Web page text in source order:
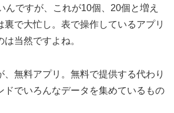
んですが、これが10個、20個と増え
裏で大忙し。表で操作しているアプリ
当然ですよね。
、無料アプリ。無料で提供する代わり
ドでいろんなデータを集めているもの